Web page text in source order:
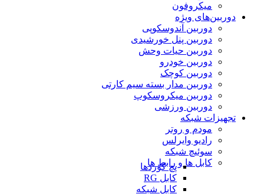
میکروفون
دوربین‌های ویژه
دوربین آندوسکوپی
دوربین پنل خورشیدی
دوربین حیات وحش
دوربین خودرو
دوربین کوچک
دوربین مدار بسته سیم کارتی
دوربین میکروسکوپ
دوربین ورزشی
تجهیزات شبکه
مودم و روتر
رادیو وایرلس
سوئیچ شبکه
کابل ها و رابط ها
پچ کوردها
کابل RG
کابل شبکه